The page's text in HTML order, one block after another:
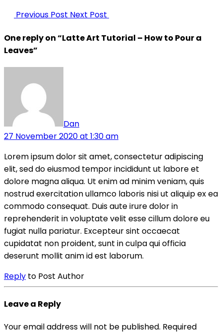
Previous Post Next Post
One reply on “Latte Art Tutorial – How to Pour a
Leaves”
Dan
27 November 2020 at 1:30 am
Lorem ipsum dolor sit amet, consectetur adipiscing
elit, sed do eiusmod tempor incididunt ut labore et
dolore magna aliqua. Ut enim ad minim veniam, quis
nostrud exercitation ullamco laboris nisi ut aliquip ex ea
commodo consequat. Duis aute irure dolor in
reprehenderit in voluptate velit esse cillum dolore eu
fugiat nulla pariatur. Excepteur sint occaecat
cupidatat non proident, sunt in culpa qui officia
deserunt mollit anim id est laborum.
Reply to Post Author
Leave a Reply
Your email address will not be published. Required